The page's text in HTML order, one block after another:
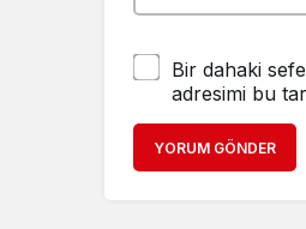
Bir dahaki
adresimi bu
YORUM GÖNDER